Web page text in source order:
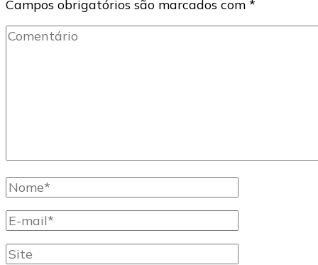
Campos obrigatórios são marcados com *
Comentário
Nome
completo
E-
mail
Site